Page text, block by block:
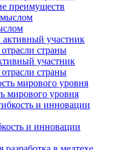
преимуществ
участник
страны
мирового уровня
и инновации